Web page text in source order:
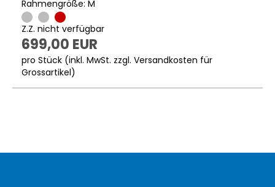
Rahmengröße: M
Z.Z. nicht verfügbar
699,00 EUR
pro Stück (inkl. MwSt. zzgl. Versandkosten für
Grossartikel)